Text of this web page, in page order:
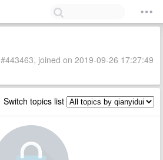
joined on 2019-09-26 17:27:49
Switch topics list